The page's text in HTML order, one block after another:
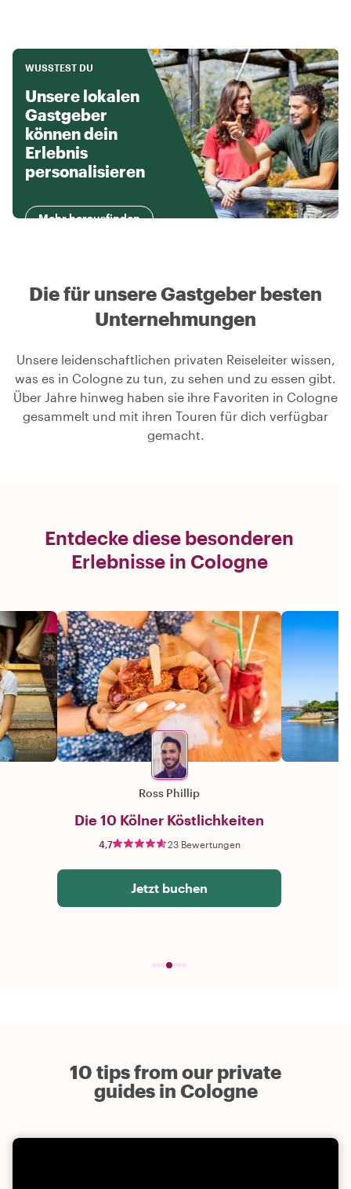
WUSSTEST DU
Unsere lokalen
Gastgeber
können dein
Erlebnis
personalisieren
Mehr herausfinden
Die für unsere Gastgeber besten
Unternehmungen
Unsere leidenschaftlichen privaten Reiseleiter wissen,
was es in Cologne zu tun, zu sehen und zu essen gibt.
Über Jahre hinweg haben sie ihre Favoriten in Cologne
gesammelt und mit ihren Touren für dich verfügbar
gemacht.
Entdecke diese besonderen
Erlebnisse in Cologne
Ross Phillip
Die 10 Kölner Köstlichkeiten
4,7 23 Bewertungen
Jetzt buchen
10 tips from our private
guides in Cologne